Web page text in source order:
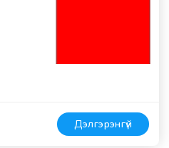
Дэлгэрэнгүй